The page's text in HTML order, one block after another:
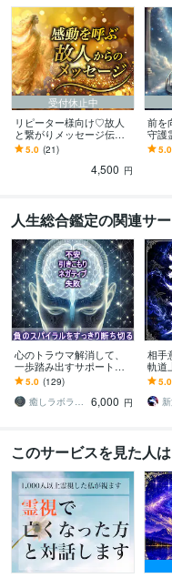
受付休止中
リピーター様向け♡故人
と繋がりメッセージ伝え
ます ◆霊界との交信◆亡
くなったあの人の魂を感
じる♡感動の瞬間！
5.0 (21)
4,500 円
前を
守護
けま
先祖
た
5.0
人生総合鑑定の関連サ
心のトラウマ解消して、
一歩踏み出すサポートを
します 過去のトラウマを
解消！ 健康運とパフォ
ーマンスをアップ！！！
5.0 (129)
癒しラボラトリー
6,000 円
相手
軌道
えま
人、
ご要
5.0
このサービスを見た人